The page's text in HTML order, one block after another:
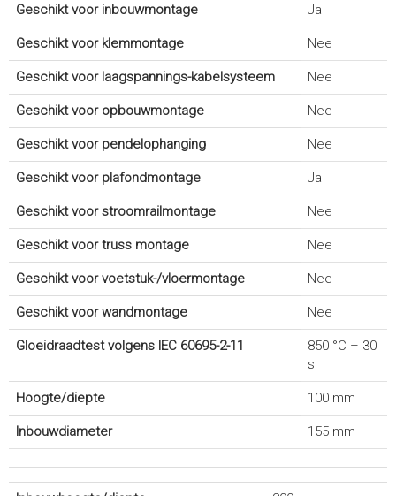
Geschikt voor inbouwmontage Ja
Geschikt voor klemmontage Nee
Geschikt voor laagspannings-kabelsysteem Nee
Geschikt voor opbouwmontage Nee
Geschikt voor pendelophanging Nee
Geschikt voor plafondmontage Ja
Geschikt voor stroomrailmontage Nee
Geschikt voor truss montage Nee
Geschikt voor voetstuk-/vloermontage Nee
Geschikt voor wandmontage Nee
Gloeidraadtest volgens IEC 60695-2-11
850 °C – 30
s
Hoogte/diepte 100 mm
Inbouwdiameter 155 mm